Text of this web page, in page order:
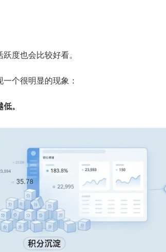
度也会比较好看。
个很明显的现象：
。